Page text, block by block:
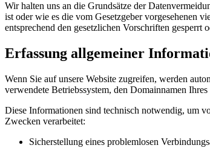
Wir halten uns an die Grundsätze der
ist oder wie es die vom Gesetzgeber vorgesehenen
entsprechend den gesetzlichen Vorschriften gesperrt
Erfassung allgemeiner
Wenn Sie auf unsere Website zugreifen, werden
verwendete Betriebssystem, den Domainnamen
Diese Informationen sind technisch notwendig, um
Zwecken verarbeitet:
Sicherstellung eines problemlosen